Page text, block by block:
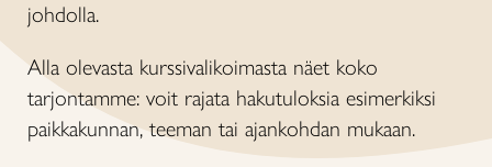
johdolla.
Alla olevasta kurssivalikoimasta näet koko
tarjontamme: voit rajata hakutuloksia esimerkiksi
paikkakunnan, teeman tai ajankohdan mukaan.